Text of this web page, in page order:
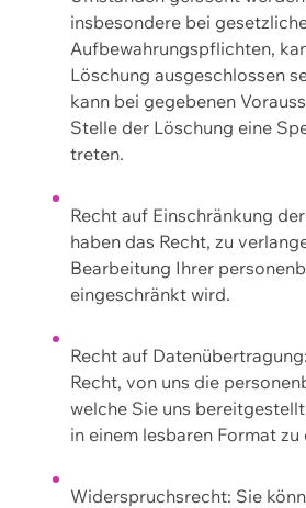
insbesondere bei
Aufbewahrungspflichten,
Löschung ausgeschlossen
kann bei gegebenen
Stelle der Löschung eine
treten.
Recht auf Einschränkung
haben das Recht, zu
Bearbeitung Ihrer
eingeschränkt wird.
Recht auf
Recht, von uns die
welche Sie uns
in einem lesbaren Format zu
Widerspruchsrecht: Sie